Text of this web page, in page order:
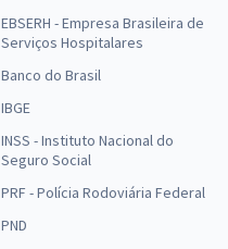
EBSERH - Empresa Brasileira de
Serviços Hospitalares
Banco do Brasil
IBGE
INSS - Instituto Nacional do
Seguro Social
PRF - Polícia Rodoviária Federal
PND